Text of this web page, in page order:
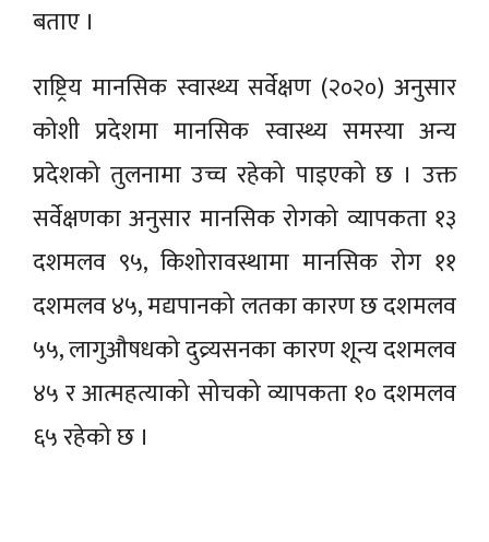
बताए ।
राष्ट्रिय मानसिक स्वास्थ्य सर्वेक्षण (२०२०) अनुसार
कोशी प्रदेशमा मानसिक स्वास्थ्य समस्या अन्य
प्रदेशको तुलनामा उच्च रहेको पाइएको छ । उक्त
सर्वेक्षणका अनुसार मानसिक रोगको व्यापकता १३
दशमलव ९५, किशोरावस्थामा मानसिक रोग ११
दशमलव ४५, मद्यपानको लतका कारण छ दशमलव
५५, लागुऔषधको दुव्र्यसनका कारण शून्य दशमलव
४५ र आत्महत्याको सोचको व्यापकता १० दशमलव
६५ रहेको छ ।